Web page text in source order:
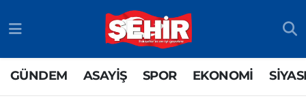
GÜNDEM ASAYİŞ SPOR EKONOMİ
Odunpazarı Nöbetçi Eczaneler
Odunpazarı Hava Durumu